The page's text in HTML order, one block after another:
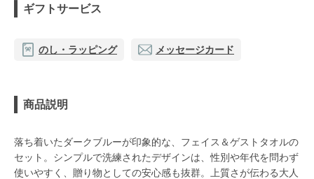
ギフトサービス
のし・ラッピング メッセージカード
商品説明
落ち着いたダークブルーが印象的な、フェイス＆ゲストタオルの
セット。シンプルで洗練されたデザインは、性別や年代を問わず
使いやすく、贈り物としての安心感も抜群。上質さが伝わる大人